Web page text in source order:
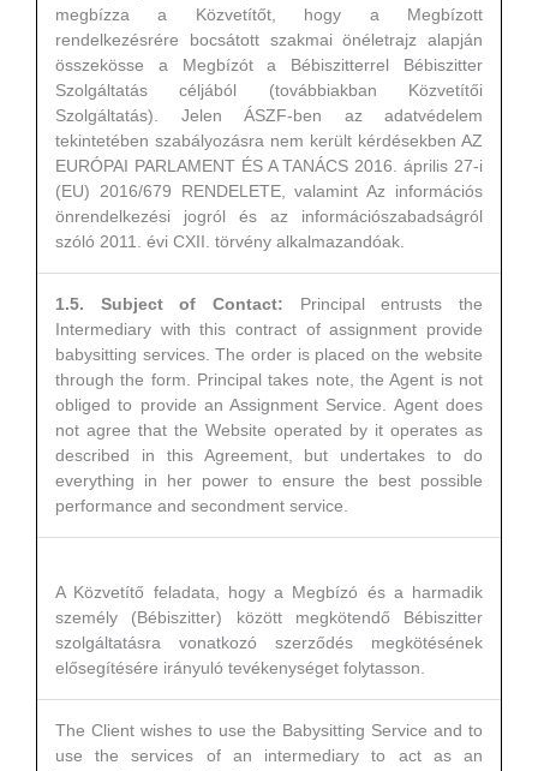
megbízza a Közvetítőt, hogy a Megbízott
rendelkezésrére bocsátott szakmai önéletrajz alapján
összekösse a Megbízót a Bébiszitterrel Bébiszitter
Szolgáltatás céljából (továbbiakban Közvetítői
Szolgáltatás). Jelen ÁSZF-ben az adatvédelem
tekintetében szabályozásra nem került kérdésekben AZ
EURÓPAI PARLAMENT ÉS A TANÁCS 2016. április 27-i
(EU) 2016/679 RENDELETE, valamint Az információs
önrendelkezési jogról és az információszabadságról
szóló 2011. évi CXII. törvény alkalmazandóak.
1.5. Subject of Contact:
Principal entrusts the
Intermediary with this contract of assignment provide
babysitting services. The order is placed on the website
through the form. Principal takes note, the Agent is not
obliged to provide an Assignment Service. Agent does
not agree that the Website operated by it operates as
described in this Agreement, but undertakes to do
everything in her power to ensure the best possible
performance and secondment service.
A Közvetítő feladata, hogy a Megbízó és a harmadik
személy (Bébiszitter) között megkötendő Bébiszitter
szolgáltatásra vonatkozó szerződés megkötésének
elősegítésére irányuló tevékenységet folytasson.
The Client wishes to use the Babysitting Service and to
use the services of an intermediary to act as an